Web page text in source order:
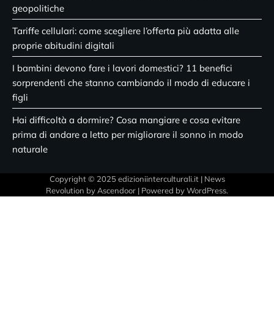
geopolitiche
Tariffe cellulari: come scegliere l’offerta più adatta alle
proprie abitudini digitali
I bambini devono fare i lavori domestici? 11 benefici
sorprendenti che stanno cambiando il modo di educare i
figli
Hai difficoltà a dormire? Cosa mangiare e cosa evitare
prima di andare a letto per migliorare il sonno in modo
naturale
Copyright © 2025 edizioniinterculturali.it | News
Revolution by Ascendoor | Powered byWordPress.